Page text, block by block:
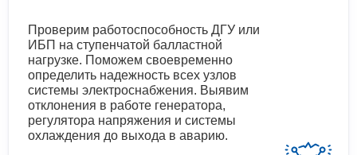
Проверим работоспособность ДГУ или
ИБП на ступенчатой балластной
нагрузке. Поможем своевременно
определить надежность всех узлов
системы электроснабжения. Выявим
отклонения в работе генератора,
регулятора напряжения и системы
охлаждения до выхода в аварию.